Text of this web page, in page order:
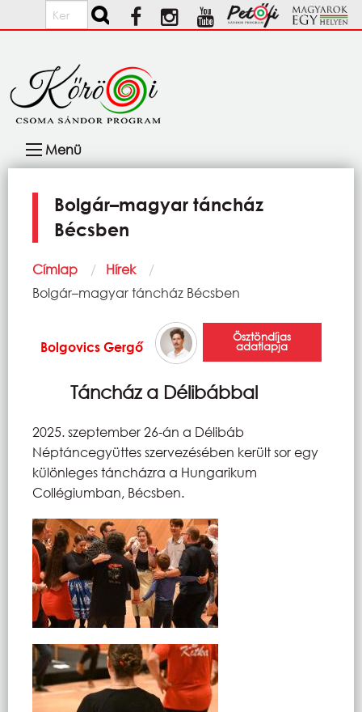
Ugrás a tartalomra
Keresés
navigáció
Menü
Bolgár–magyar táncház
Bécsben
Morzsa
Címlap
Hírek
Current:
Bolgár–magyar táncház Bécsben
Bolgovics Gergő
Ösztöndíjas
adatlapja
Táncház a Délibábbal
2025. szeptember 26-án a Délibáb
Néptáncegyüttes szervezésében került sor egy
különleges táncházra a Hungarikum
Collégiumban, Bécsben.